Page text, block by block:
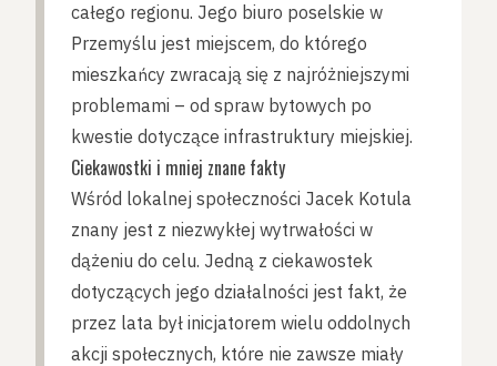
całego regionu. Jego biuro poselskie w
Przemyślu jest miejscem, do którego
mieszkańcy zwracają się z najróżniejszymi
problemami – od spraw bytowych po
kwestie dotyczące infrastruktury miejskiej.
Ciekawostki i mniej znane fakty
Wśród lokalnej społeczności Jacek Kotula
znany jest z niezwykłej wytrwałości w
dążeniu do celu. Jedną z ciekawostek
dotyczących jego działalności jest fakt, że
przez lata był inicjatorem wielu oddolnych
akcji społecznych, które nie zawsze miały